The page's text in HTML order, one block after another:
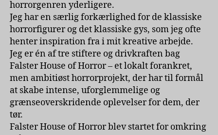
horrorgenren yderligere.
Jeg har en særlig forkærlighed for de klassiske
horrorfigurer og det klassiske gys, som jeg ofte
henter inspiration fra i mit kreative arbejde.
Jeg er én af tre stiftere og drivkraften bag
Falster House of Horror – et lokalt forankret,
men ambitiøst horrorprojekt, der har til formål
at skabe intense, uforglemmelige og
grænseoverskridende oplevelser for dem, der
tør.
Falster House of Horror blev startet for omkring